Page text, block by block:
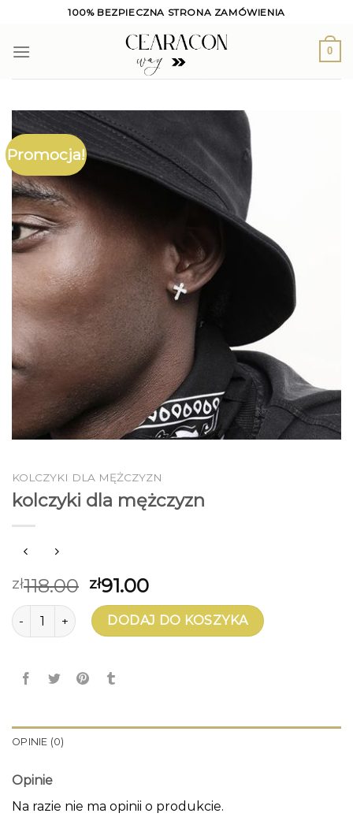
content
100% BEZPIECZNA STRONA ZAMÓWIENIA
0
Promocja!
KOLCZYKI DLA MĘŻCZYZN
kolczyki dla mężczyzn
zł118.00 zł91.00
ilość kolczyki dla mężczyznDODAJ DO KOSZYKA
OPINIE (0)
Opinie
Na razie nie ma opinii o produkcie.